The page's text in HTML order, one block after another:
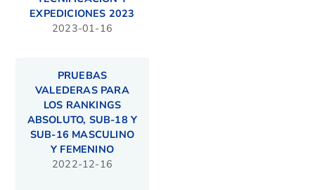
EXPEDICIONES 2023
2023-01-16
PRUEBAS
VALEDERAS PARA
LOS RANKINGS
ABSOLUTO, SUB-18 Y
SUB-16 MASCULINO
Y FEMENINO
2022-12-16